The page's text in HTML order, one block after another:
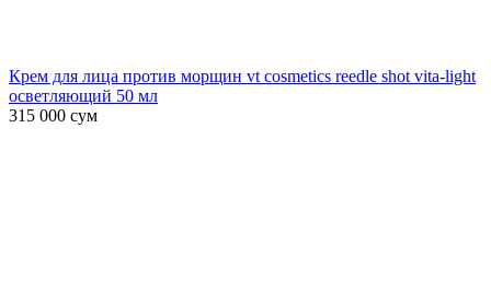
Крем для лица против морщин vt cosmetics reedle shot vita-light
осветляющий 50 мл
315 000 сум